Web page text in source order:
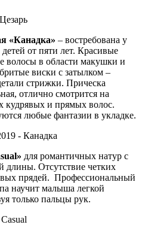
«Канадка» – востребована у
от пяти лет. Красивые
волосы в области макушки и
виски с затылком –
стрижки. Прическа
отлично смотрится на
кудрявых и прямых волос.
любые фантазии в укладке.
для романтичных натур с
длины. Отсутствие четких
прядей. Профессиональный
научит малыша легкой
только пальцы рук.